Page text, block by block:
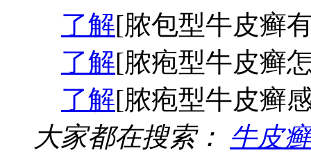
了解[脓包型牛皮癣
了解[脓疱型牛皮癣
了解[脓疱型牛皮癣
大家都在搜索： 牛皮